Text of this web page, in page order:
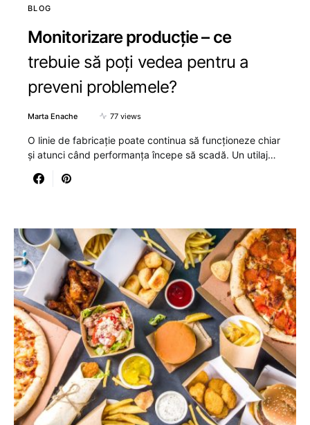
BLOG
Monitorizare producție – ce
trebuie să poți vedea pentru a
preveni problemele?
Marta Enache 77 views
O linie de fabricație poate continua să funcționeze chiar
și atunci când performanța începe să scadă. Un utilaj…